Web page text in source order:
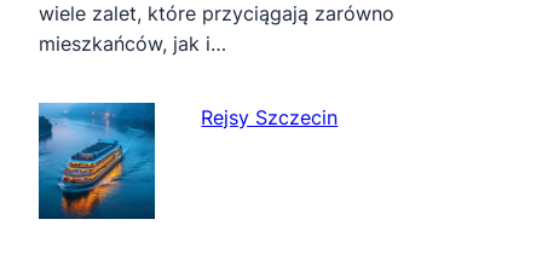
wiele zalet, które przyciągają zarówno
mieszkańców, jak i…
Rejsy Szczecin